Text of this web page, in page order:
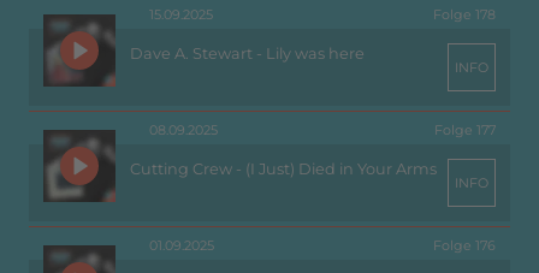
15.09.2025 Folge 178
Dave A. Stewart - Lily was here
INFO
08.09.2025 Folge 177
Cutting Crew - (I Just) Died in Your Arms
INFO
01.09.2025 Folge 176